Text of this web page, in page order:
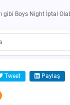
gibi Boys Night İptal
Tweet Paylaş